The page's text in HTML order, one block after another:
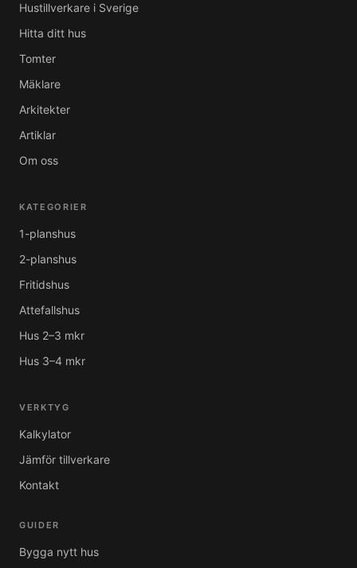
Hustillverkare i Sverige
Hitta ditt hus
Tomter
Mäklare
Arkitekter
Artiklar
Om oss
KATEGORIER
1-planshus
2-planshus
Fritidshus
Attefallshus
Hus 2–3 mkr
Hus 3–4 mkr
VERKTYG
Kalkylator
Jämför tillverkare
Kontakt
GUIDER
Bygga nytt hus